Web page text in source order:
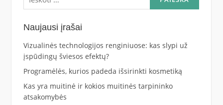
Naujausi įrašai
Vizualinės technologijos renginiuose: kas slypi už
įspūdingų šviesos efektų?
Programėlės, kurios padeda išsirinkti kosmetiką
Kas yra muitinė ir kokios muitinės tarpininko
atsakomybės